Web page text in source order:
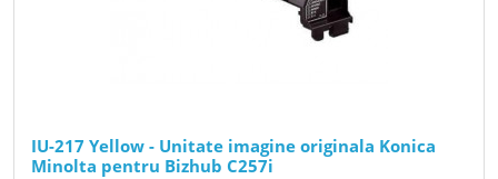
IU-217 Yellow - Unitate imagine originala Konica
Minolta pentru Bizhub C257i